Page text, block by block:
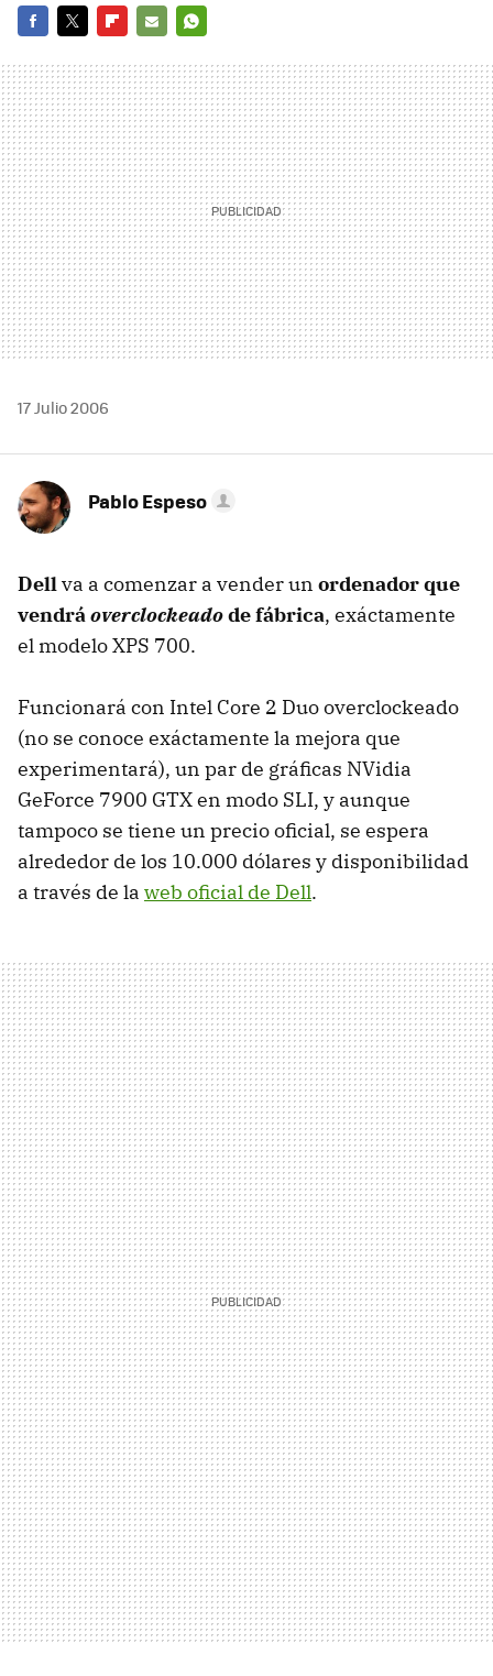
MAIL
17 Julio 2006
Pablo Espeso
Dellva a comenzar a vender un ordenador que
vendráoverclockeadode fábrica, exáctamente
el modelo XPS 700.
Funcionará con Intel Core 2 Duo overclockeado
(no se conoce exáctamente la mejora que
experimentará), un par de gráficas NVidia
GeForce 7900 GTX en modo SLI, y aunque
tampoco se tiene un precio oficial, se espera
alrededor de los 10.000 dólares y disponibilidad
a través de la web oficial de Dell.